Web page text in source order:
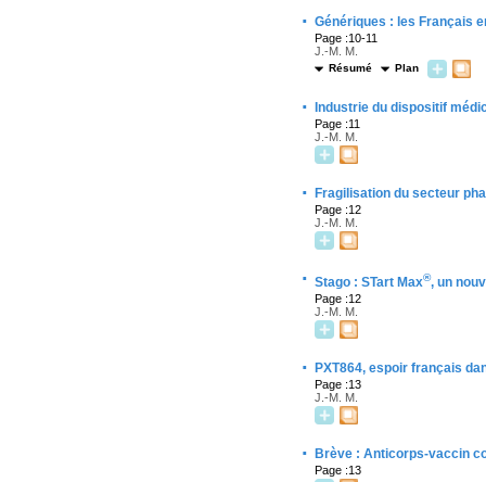
· Génériques : les Français
Page :10-11
J.-M. M.
Résumé Plan
· Industrie du dispositif
Page :11
J.-M. M.
· Fragilisation du secteur
Page :12
J.-M. M.
· Stago : STart Max®, un
Page :12
J.-M. M.
· PXT864, espoir français
Page :13
J.-M. M.
· Brève : Anticorps-vaccin
Page :13